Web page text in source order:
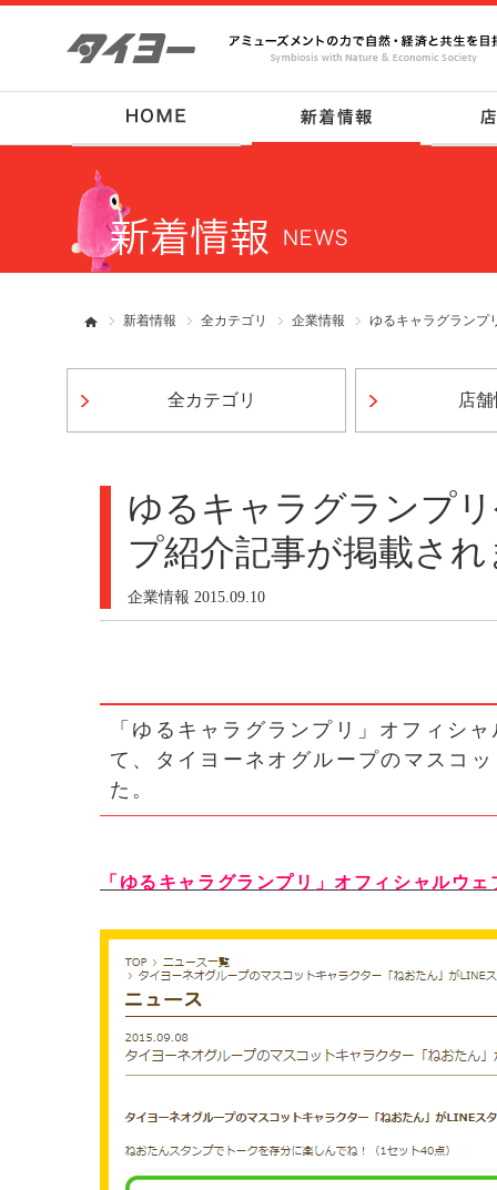
新着情報 全カテゴリ 企業情報
全カテゴリ 店
ゆるキャラグランプ
プ紹介記事が掲載さ
企業情報 2015.09.10
「ゆるキャラグランプリ」オフィシ
て、タイヨーネオグループのマスコ
た。
「ゆるキャラグランプリ」オフィシャル